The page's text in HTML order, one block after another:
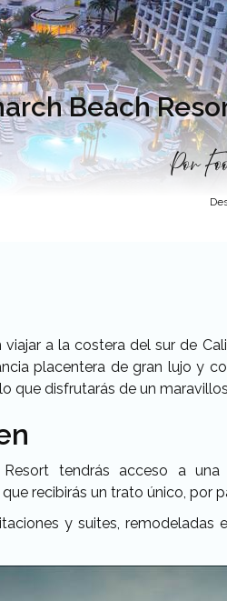
Beach
Por
viajar a la costera del sur de
placentera de gran lujo y
que disfrutarás de un
Resort tendrás acceso a
recibirás un trato único, por
y suites,